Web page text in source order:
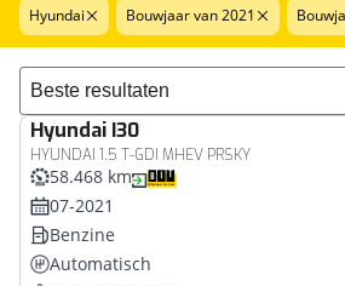
Hyundai Bouwjaar van 2021
Sorteer resultaten
Hyundai I30
HYUNDAI 1.5 T-GDI MHEV PRSKY
58.468 km
07-2021
Benzine
Automatisch